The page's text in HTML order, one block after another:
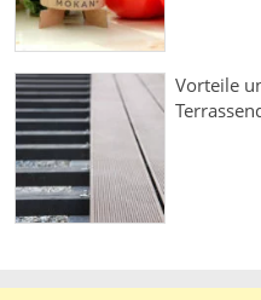
Vorteile